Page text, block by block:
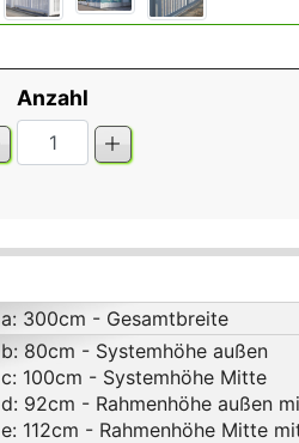
Anzahl
a: 300cm - Gesamtbreite
b: 80cm - Systemhöhe außen
c: 100cm - Systemhöhe Mitte
d: 92cm - Rahmenhöhe außen
e: 112cm - Rahmenhöhe Mitte